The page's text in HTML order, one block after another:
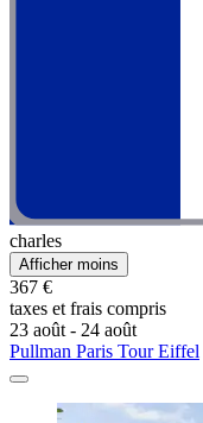
charles
Afficher moins
367 €
taxes et frais compris
23 août - 24 août
Pullman Paris Tour Eiffel